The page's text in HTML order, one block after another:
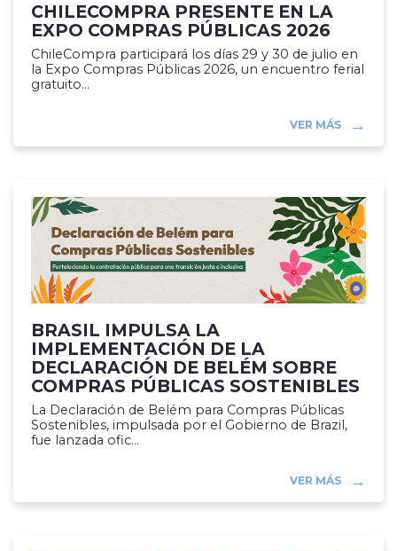
CHILECOMPRA PRESENTE EN LA
EXPO COMPRAS PÚBLICAS 2026
ChileCompra participará los días 29 y 30 de julio en
la Expo Compras Públicas 2026, un encuentro ferial
gratuito...
VER MÁS
BRASIL IMPULSA LA
IMPLEMENTACIÓN DE LA
DECLARACIÓN DE BELÉM SOBRE
COMPRAS PÚBLICAS SOSTENIBLES
La Declaración de Belém para Compras Públicas
Sostenibles, impulsada por el Gobierno de Brazil,
fue lanzada ofic...
VER MÁS